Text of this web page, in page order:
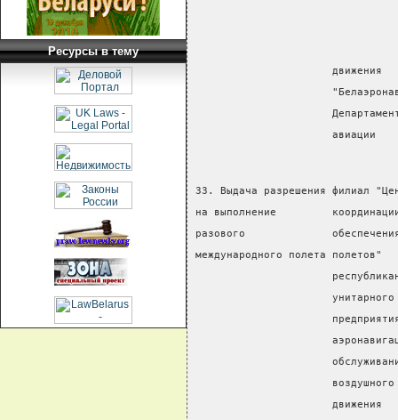
Ресурсы в тему
                      движения
                      авиации
33. Выдача разрешения
на выполнение
разового
международного полета
                      унитарного
                      воздушного
                      движения